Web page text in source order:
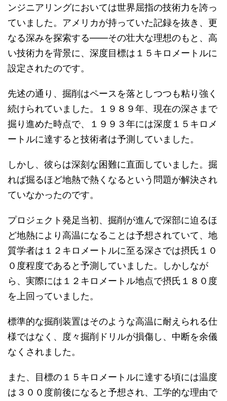
ンジニアリングにおいては世界屈指の技術力を誇っ
ていました。アメリカが持っていた記録を抜き、更
なる深みを探索する――その壮大な理想のもと、高
い技術力を背景に、深度目標は１５キロメートルに
設定されたのです。
先述の通り、掘削はペースを落としつつも粘り強く
続けられていました。１９８９年、現在の深さまで
掘り進めた時点で、１９９３年には深度１５キロメ
ートルに達すると技術者は予測していました。
しかし、彼らは深刻な困難に直面していました。掘
れば掘るほど地熱で熱くなるという問題が解決され
ていなかったのです。
プロジェクト発足当初、掘削が進んで深部に迫るほ
ど地熱により高温になることは予想されていて、地
質学者は１２キロメートルに至る深さでは摂氏１０
０度程度であると予測していました。しかしなが
ら、実際には１２キロメートル地点で摂氏１８０度
を上回っていました。
標準的な掘削装置はそのような高温に耐えられる仕
様ではなく、度々掘削ドリルが損傷し、中断を余儀
なくされました。
また、目標の１５キロメートルに達する頃には温度
は３００度前後になると予想され、工学的な理由で